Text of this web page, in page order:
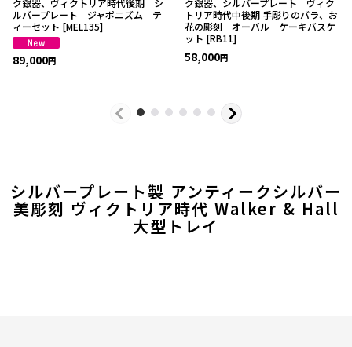
シルバープレート製 アンティークシルバー
美彫刻 ヴィクトリア時代 Walker & Hall
大型トレイ
ク銀器、ヴィクトリア時代後期 シ
ルバープレート ジャポニズム テ
ィーセット [MEL135]
89,000円
ク銀器、シルバープレート ヴィク
トリア時代中後期 手彫りのバラ、お
花の彫刻 オーバル ケーキバスケ
ット [RB11]
58,000円